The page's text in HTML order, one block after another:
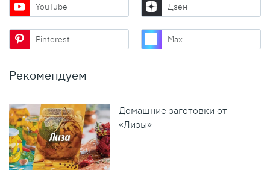
YouTube Дзен
Pinterest Max
Рекомендуем
Домашние заготовки от
«Лизы»